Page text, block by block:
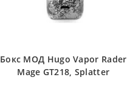
Бокс МОД Hugo Vapor Rader
Mage GT218, Splatter